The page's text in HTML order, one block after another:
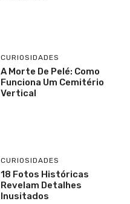
CURIOSIDADES
A Morte De Pelé: Como
Funciona Um Cemitério
Vertical
CURIOSIDADES
18 Fotos Históricas
Revelam Detalhes
Inusitados